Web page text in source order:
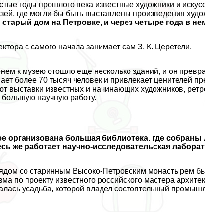
годы прошлого века известные художники и
где могли бы быть выставлены произведения
дом на Петровке, и через четыре года в
с самого начала занимает сам З. К. Церетели.
к музею отошло еще несколько зданий, и он
более 70 тысяч человек и привлекает ценителей
выставки известных и начинающих художников,
большую научную работу.
организована большая библиотека, где
же работает научно-исследовательская
со старинным Высоко-Петровским монастырем
по проекту известного российского мастера
усадьба, которой владел состоятельный